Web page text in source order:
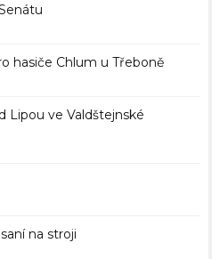
hasiče Chlum u Třeboně
Lipou ve Valdštejnské
na stroji